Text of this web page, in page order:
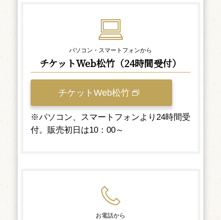
パソコン・スマートフォンから
チケットWeb松竹（24時間受付）
チケットWeb松竹
※パソコン、スマートフォンより24時間受
付。販売初日は10：00～
お電話から